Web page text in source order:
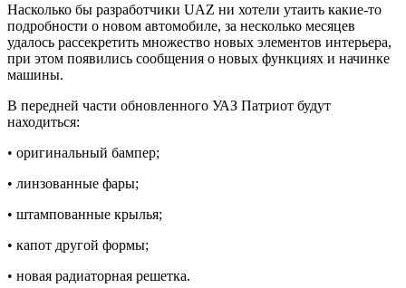
Насколько бы разработчики UAZ ни хотели утаить какие-то
подробности о новом автомобиле, за несколько месяцев
удалось рассекретить множество новых элементов интерьера,
при этом появились сообщения о новых функциях и начинке
машины.
В передней части обновленного УАЗ Патриот будут
находиться:
• оригинальный бампер;
• линзованные фары;
• штампованные крылья;
• капот другой формы;
• новая радиаторная решетка.